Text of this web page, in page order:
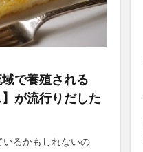
で養殖される
】が流行りだした
るかもしれないの